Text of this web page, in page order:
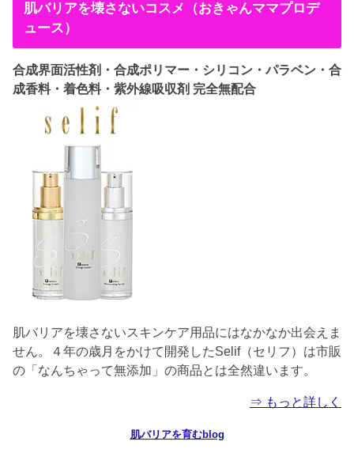
肌バリアを壊さないコスメ（おきゃんママプロデ
ュース）
合成界面活性剤・合成ポリマー・シリコン・パラベン・合
成香料・着色料・紫外線吸収剤 完全無配合
肌バリアを壊さないスキンケア用品にはなかなか出会えま
せん。４年の歳月をかけて開発したSelif（セリフ）は市販
の「なんちゃって無添加」の商品とは全然違います。
⇒ もっと詳しく
肌バリアを育むblog